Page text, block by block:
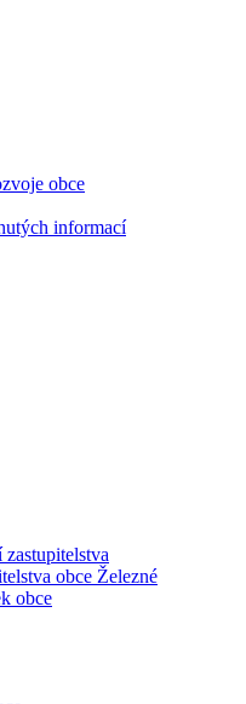
obce
informací
zastupitelstva
obce Železné
obce